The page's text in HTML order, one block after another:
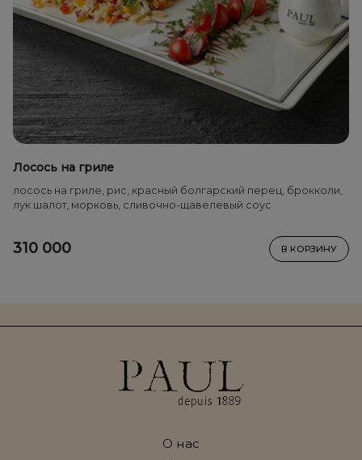
Лосось на гриле
лосось на гриле, рис, красный болгарский перец, брокколи,
лук шалот, морковь, сливочно-щавелевый соус
310 000 В КОРЗИНУ
О нас